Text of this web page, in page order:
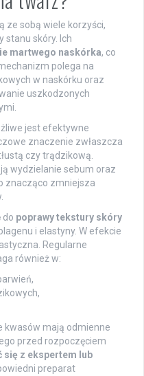
ze sobą wiele korzyści,
stanu skóry. Ich
martwego naskórka, co
polega na
w naskórku oraz
uszkodzonych
jest efektywne
znaczenie zwłaszcza
czy trądzikową.
wydzielanie sebum oraz
znacząco zmniejsza
do poprawy tekstury skóry
i elastyny. W efekcie
Regularne
również w:
kwasów mają odmienne
przed rozpoczęciem
się z ekspertem lub
preparat